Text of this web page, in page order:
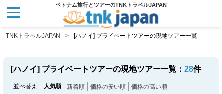
ベトナム旅行とツアーのTNKトラベルJAPAN
TNKトラベルJAPAN [ハノイ] プライベートツアーの現地ツアー一覧
[ハノイ] プライベートツアーの現地ツアー一覧： 28件
並べ替え: 人気順 新着順 価格の安い順 価格の高い順